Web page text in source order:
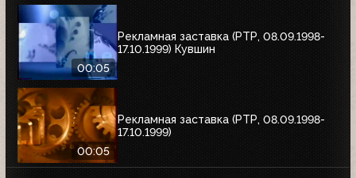
00:05
Рекламная заставка (РТР, 08.09.1998-
17.10.1999) Кувшин
00:05
Рекламная заставка (РТР, 08.09.1998-
17.10.1999)